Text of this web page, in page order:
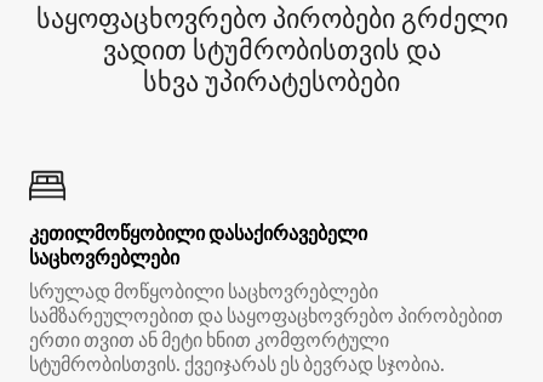
საყოფაცხოვრებო პირობები გრძელი
ვადით სტუმრობისთვის და
სხვა უპირატესობები
კეთილმოწყობილი დასაქირავებელი
საცხოვრებლები
სრულად მოწყობილი საცხოვრებლები
სამზარეულოებით და საყოფაცხოვრებო პირობებით
ერთი თვით ან მეტი ხნით კომფორტული
სტუმრობისთვის. ქვეიჯარას ეს ბევრად სჯობია.